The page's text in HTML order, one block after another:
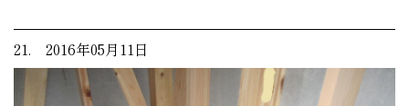
21. 2016年05月11日